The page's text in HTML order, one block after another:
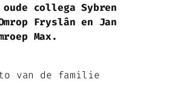
collega Sybren
Fryslân en Jan
Max.
van de familie